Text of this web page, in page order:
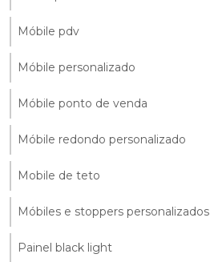
Móbile pdv
Móbile personalizado
Móbile ponto de venda
Móbile redondo personalizado
Mobile de teto
Móbiles e stoppers personalizados
Painel black light